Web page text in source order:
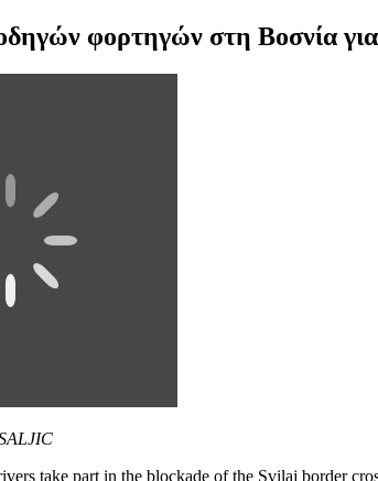
φορτηγών στη Βοσνία
take part in the blockade of the Svilaj border